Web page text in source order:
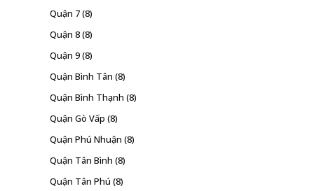
Quận 7(8)
Quận 8(8)
Quận 9(8)
Quận Bình Tân (8)
Quận Bình Thạnh (8)
Quận Gò Vấp (8)
Quận Phú Nhuận (8)
Quận Tân Bình (8)
Quận Tân Phú (8)